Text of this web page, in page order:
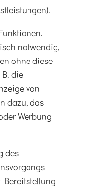
notwendig,
ohne diese
die
von
dazu, das
Werbung
des
Bereitstellung